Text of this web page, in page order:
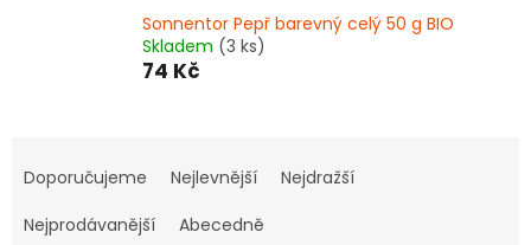
Sonnentor Pepř barevný celý 50 g BIO
Skladem (3 ks)
74 Kč
a
e
Doporučujeme Nejlevnější
Nejdražší
Nejprodávanější
Abecedně